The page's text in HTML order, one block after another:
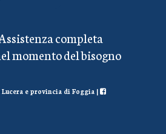
completa
momento del bisogno
Lucera e provincia di Foggia |